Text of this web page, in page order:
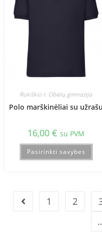
Rokiškio r. Obelių gimnazija
Polo marškinėliai su užrašu
16,00 € su PVM
Pasirinkti savybes
1 2